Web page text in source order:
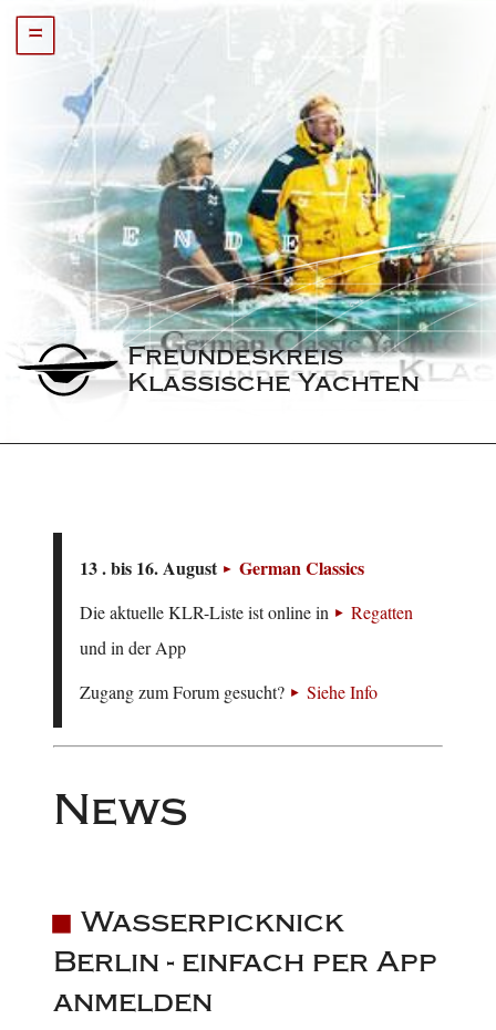
=
Freundeskreis
Klassische Yachten
13 . bis 16. August German Classics
Die aktuelle KLR-Liste ist online in
Regatten
und in der App
Zugang zum Forum gesucht?
Siehe Info
News
Wasserpicknick
Berlin - einfach per App
anmelden